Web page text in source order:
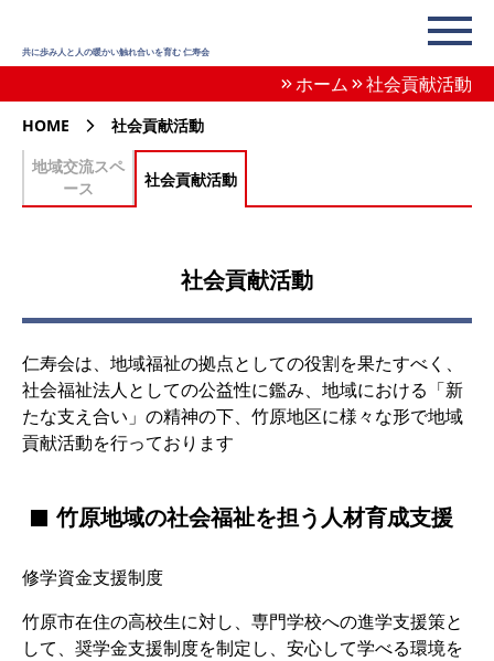
共に歩み人と人の暖かい触れ合いを育む 仁寿会
ホーム 社会貢献活動
HOME
社会貢献活動
地域交流スペ
ース
社会貢献活動
社会貢献活動
仁寿会は、地域福祉の拠点としての役割を果たすべく、
社会福祉法人としての公益性に鑑み、地域における「新
たな支え合い」の精神の下、竹原地区に様々な形で地域
貢献活動を行っております
竹原地域の社会福祉を担う人材育成支援
修学資金支援制度
竹原市在住の高校生に対し、専門学校への進学支援策と
して、奨学金支援制度を制定し、安心して学べる環境を